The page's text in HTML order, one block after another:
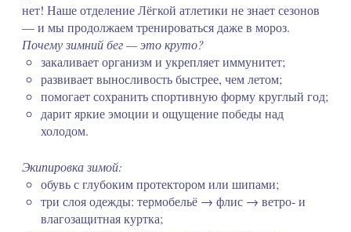
нет! Наше отделение Лёгкой атлетики не знает сезонов
— и мы продолжаем тренироваться даже в мороз.
Почему зимний бег — это круто?
закаливает организм и укрепляет иммунитет;
развивает выносливость быстрее, чем летом;
помогает сохранить спортивную форму круглый год;
дарит яркие эмоции и ощущение победы над
холодом.
Экипировка зимой:
обувь с глубоким протектором или шипами;
три слоя одежды: термобельё → флис → ветро‑ и
влагозащитная куртка;